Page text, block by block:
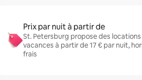
Prix par nuit à partir de
St. Petersburg propose des
vacances à partir de 17 € par nuit,
frais